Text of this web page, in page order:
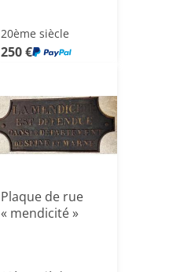
20ème siècle
250 €
Plaque de rue
« mendicité »